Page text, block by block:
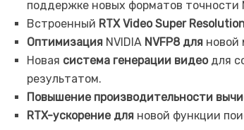
поддержке новых форматов точности
Встроенный RTX Video Super
ОптимизацияNVIDIA NVFP8 дляновой
Новая система генерации видеодля
результатом.
Повышение производительности
RTX-ускорение дляновой функции